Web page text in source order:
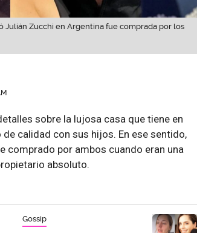
Julián Zucchi en Argentina fue comprada por los
sobre la lujosa casa que tiene en
calidad con sus hijos. En ese sentido,
comprado por ambos cuando eran una
absoluto.
Gossip